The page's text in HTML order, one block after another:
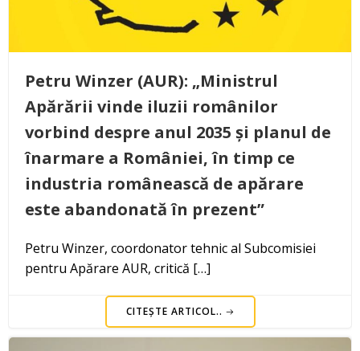
Petru Winzer (AUR): „Ministrul
Apărării vinde iluzii românilor
vorbind despre anul 2035 și planul de
înarmare a României, în timp ce
industria românească de apărare
este abandonată în prezent”
Petru Winzer, coordonator tehnic al Subcomisiei
pentru Apărare AUR, critică […]
CITEȘTE ARTICOL..